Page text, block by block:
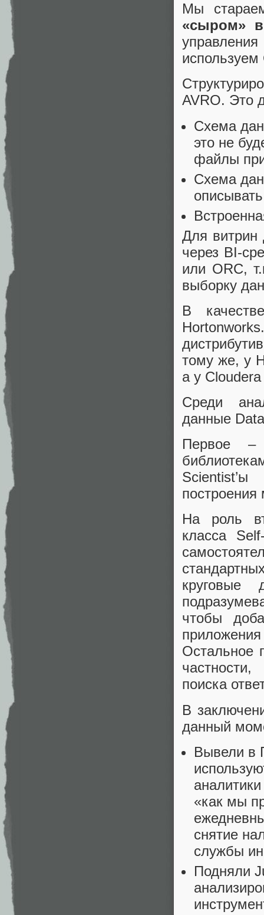
Мы
«сыром»
используем
AVRO. Это
Схема
это не
файлы
Схема
Для витрин
через BI-
или ORC,
выборку
В
тому же, у
а у
Среди
данные
Первое
построения
На роль
класса
чтобы
Остальное
поиска
В
данный
Вывели в
«как мы
снятие
службы
Подняли